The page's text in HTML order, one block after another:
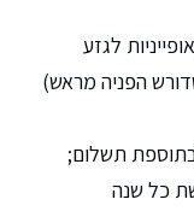
לגזע
הפניה מראש)
של 30,000 ש"ח (בתוספת תשלום;